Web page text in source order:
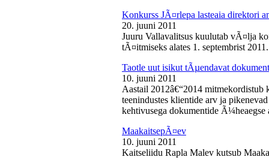
Konkurss JÃ¤rlepa lasteaia direktori
20. juuni 2011
Juuru Vallavalitsus kuulutab vÃ¤lja
tÃ¤itmiseks alates 1. septembrist
Taotle uut isikut tÃµendavat
10. juuni 2011
Aastail 2012â€“2014
teenindustes klientide arv ja
kehtivusega dokumentide Ã¼heaegse
MaakaitsepÃ¤ev
10. juuni 2011
Kaitseliidu Rapla Malev kutsub